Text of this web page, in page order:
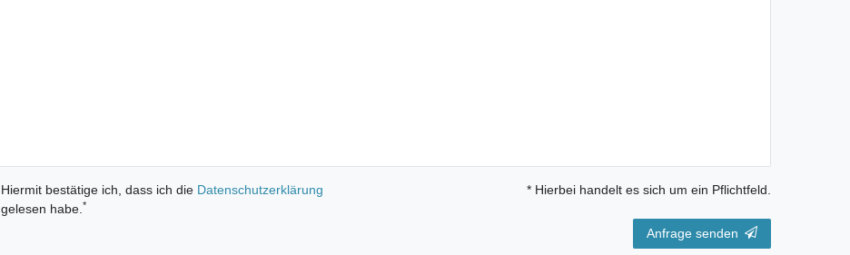
Hiermit bestätige ich, dass ich die Daten­schutz­erklärung
gelesen habe.*
* Hierbei handelt es sich um ein Pflichtfeld.
Anfrage senden